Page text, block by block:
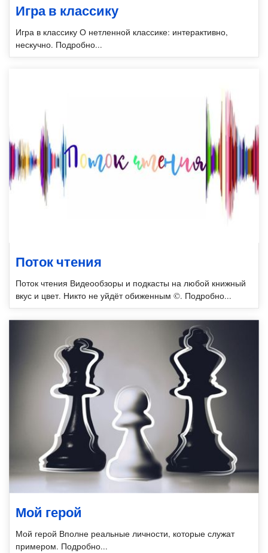
Игра в классику
Игра в классику О нетленной классике: интерактивно,
нескучно. Подробно...
Поток чтения
Поток чтения Видеообзоры и подкасты на любой книжный
вкус и цвет. Никто не уйдёт обиженным ©. Подробно...
Мой герой
Мой герой Вполне реальные личности, которые служат
примером. Подробно...